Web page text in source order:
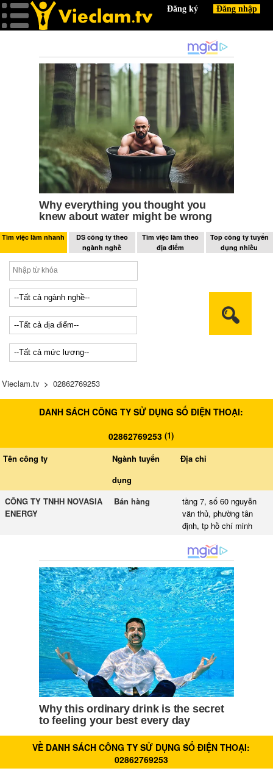
Tìm việc làm nhanh
DS công ty theo
ngành nghề
Tìm việc làm theo
địa điểm
Top công ty tuyển
dụng nhiều
Vieclam.tv > 02862769253
DANH SÁCH CÔNG TY SỬ DỤNG SỐ ĐIỆN THOẠI:
02862769253 (1)
Tên công ty
Ngành tuyển
dụng
Địa chỉ
CÔNG TY TNHH NOVASIA
ENERGY
Bán hàng
tầng 7, số 60 nguyễn
văn thủ, phường tân
định, tp hồ chí minh
VỀ DANH SÁCH CÔNG TY SỬ DỤNG SỐ ĐIỆN THOẠI:
02862769253